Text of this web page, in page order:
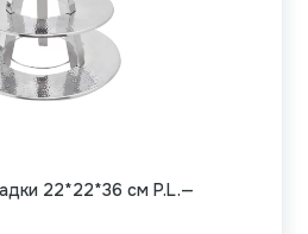
22*22*36 см P.L.—